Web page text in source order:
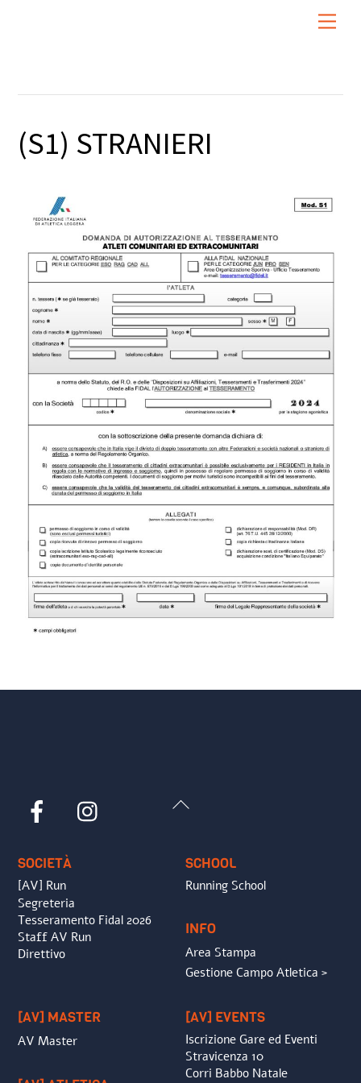
(S1) STRANIERI
Back
Facebook
SOCIETÀ
[AV] Run
Segreteria
Tesseramento Fidal 2026
Staff AV Run
Direttivo
SCHOOL
Running School
INFO
Area Stampa
Gestione Campo Atletica >
[AV] MASTER
AV Master
[AV] EVENTS
Iscrizione Gare ed Eventi
Stravicenza 10
Corri Babbo Natale